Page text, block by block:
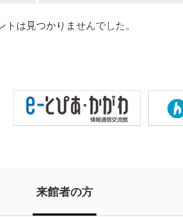
トは見つかりませんでした。
来館者の方